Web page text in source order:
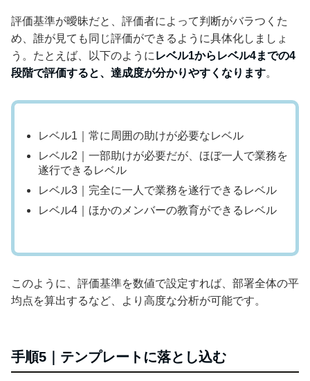
評価基準が曖昧だと、評価者によって判断がバラつくた
め、誰が見ても同じ評価ができるように具体化しましょ
う。たとえば、以下のように レベル1からレベル4までの4
段階で評価すると、達成度が分かりやすくなります。
レベル1｜常に周囲の助けが必要なレベル
レベル2｜一部助けが必要だが、ほぼ一人で業務を
遂行できるレベル
レベル3｜完全に一人で業務を遂行できるレベル
レベル4｜ほかのメンバーの教育ができるレベル
このように、評価基準を数値で設定すれば、部署全体の平
均点を算出するなど、より高度な分析が可能です。
手順5｜テンプレートに落とし込む